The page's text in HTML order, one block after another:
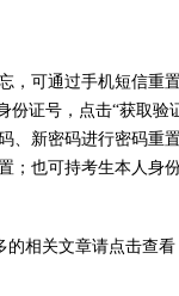
可通过手机短信重
份证号，点击“获取验
、新密码进行密码重
；也可持考生本人身
的相关文章请点击查看